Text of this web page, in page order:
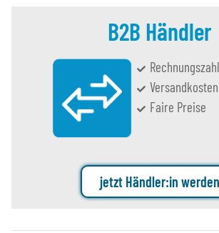
B2B Händler
Faire Preise
jetzt Händler:in werden